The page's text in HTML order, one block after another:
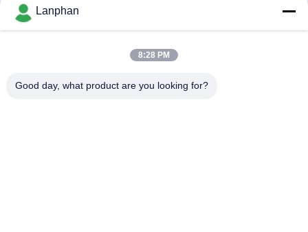
Dünnschichtverdampfer 5kgh
Lanphan
8:28 PM
Good day, what product are you looking for?